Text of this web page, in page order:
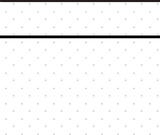
アクセサリー
コスメ
アパレル
食品
フルーツ
お酒
お茶